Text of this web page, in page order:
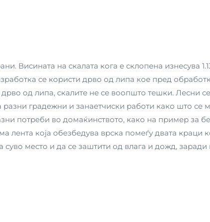
Висината на скалата кога е склопена изнесува
се користи дрво од липа кое пред
од липа, скалите не се воопшто тешки. Лесни
градежни и занаетчиски работи како што се
потреби во домаќинството, како на пример за
лента која обезбедува врска помеѓу двата краци
место и да се заштити од влага и дожд, заради